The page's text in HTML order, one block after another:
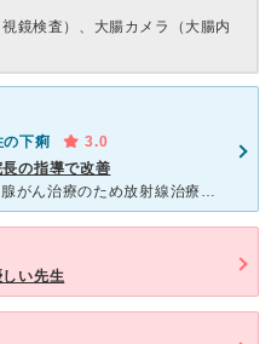
鏡検査）、大腸カメラ（大腸内
の下痢
3.0
の指導で改善
[症状・来院理由] 他の病院で前立腺がん治療のため放射線治療を受けた後、下痢が続き主治医に診察受けるも 「特に異常はないのでそのうち治るでしょう」との診断でした。薬もビオフェルミン 顆粒が処方さ
い先生